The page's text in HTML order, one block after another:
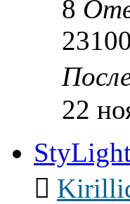
8
23100
22